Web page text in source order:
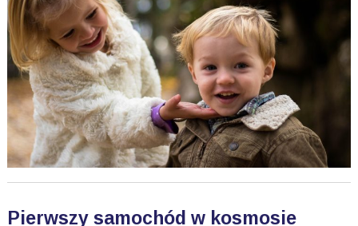
Pierwszy samochód w kosmosie